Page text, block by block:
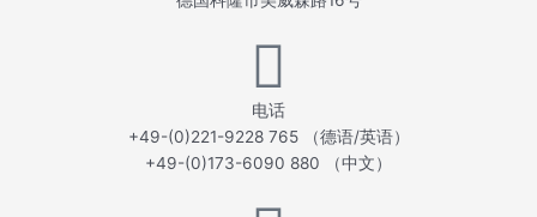
电话
+49-(0)221-9228 765 （德语/英语）
+49-(0)173-6090 880 （中文）